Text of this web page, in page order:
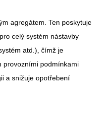
agregátem. Ten poskytuje
celý systém nástavby
atd.), čímž je
provozními podmínkami
a snižuje opotřebení